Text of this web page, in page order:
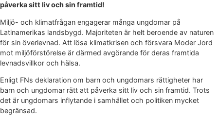
påverka sitt liv och sin framtid!
Miljö- och klimatfrågan engagerar många ungdomar på
Latinamerikas landsbygd. Majoriteten är helt beroende av naturen
för sin överlevnad. Att lösa klimatkrisen och försvara Moder Jord
mot miljöförstörelse är därmed avgörande för deras framtida
levnadsvillkor och hälsa.
Enligt FNs deklaration om barn och ungdomars rättigheter har
barn och ungdomar rätt att påverka sitt liv och sin framtid. Trots
det är ungdomars inflytande i samhället och politiken mycket
begränsad.